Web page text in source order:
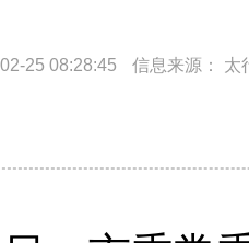
25 08:28:45 信息来源： 太